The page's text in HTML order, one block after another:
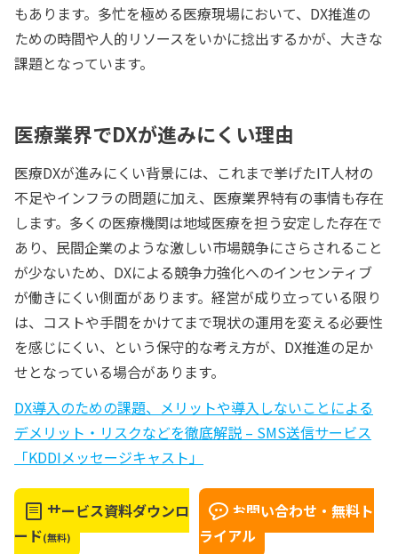
もあります。多忙を極める医療現場において、DX推進の
ための時間や人的リソースをいかに捻出するかが、大きな
課題となっています。
医療業界でDXが進みにくい理由
医療DXが進みにくい背景には、これまで挙げたIT人材の
不足やインフラの問題に加え、医療業界特有の事情も存在
します。多くの医療機関は地域医療を担う安定した存在で
あり、民間企業のような激しい市場競争にさらされること
が少ないため、DXによる競争力強化へのインセンティブ
が働きにくい側面があります。経営が成り立っている限り
は、コストや手間をかけてまで現状の運用を変える必要性
を感じにくい、という保守的な考え方が、DX推進の足か
せとなっている場合があります。
DX導入のための課題、メリットや導入しないことによる
デメリット・リスクなどを徹底解説 – SMS送信サービス
「KDDIメッセージキャスト」
サービス資料ダウンロ
ード(無料)
お問い合わせ・無料ト
ライアル